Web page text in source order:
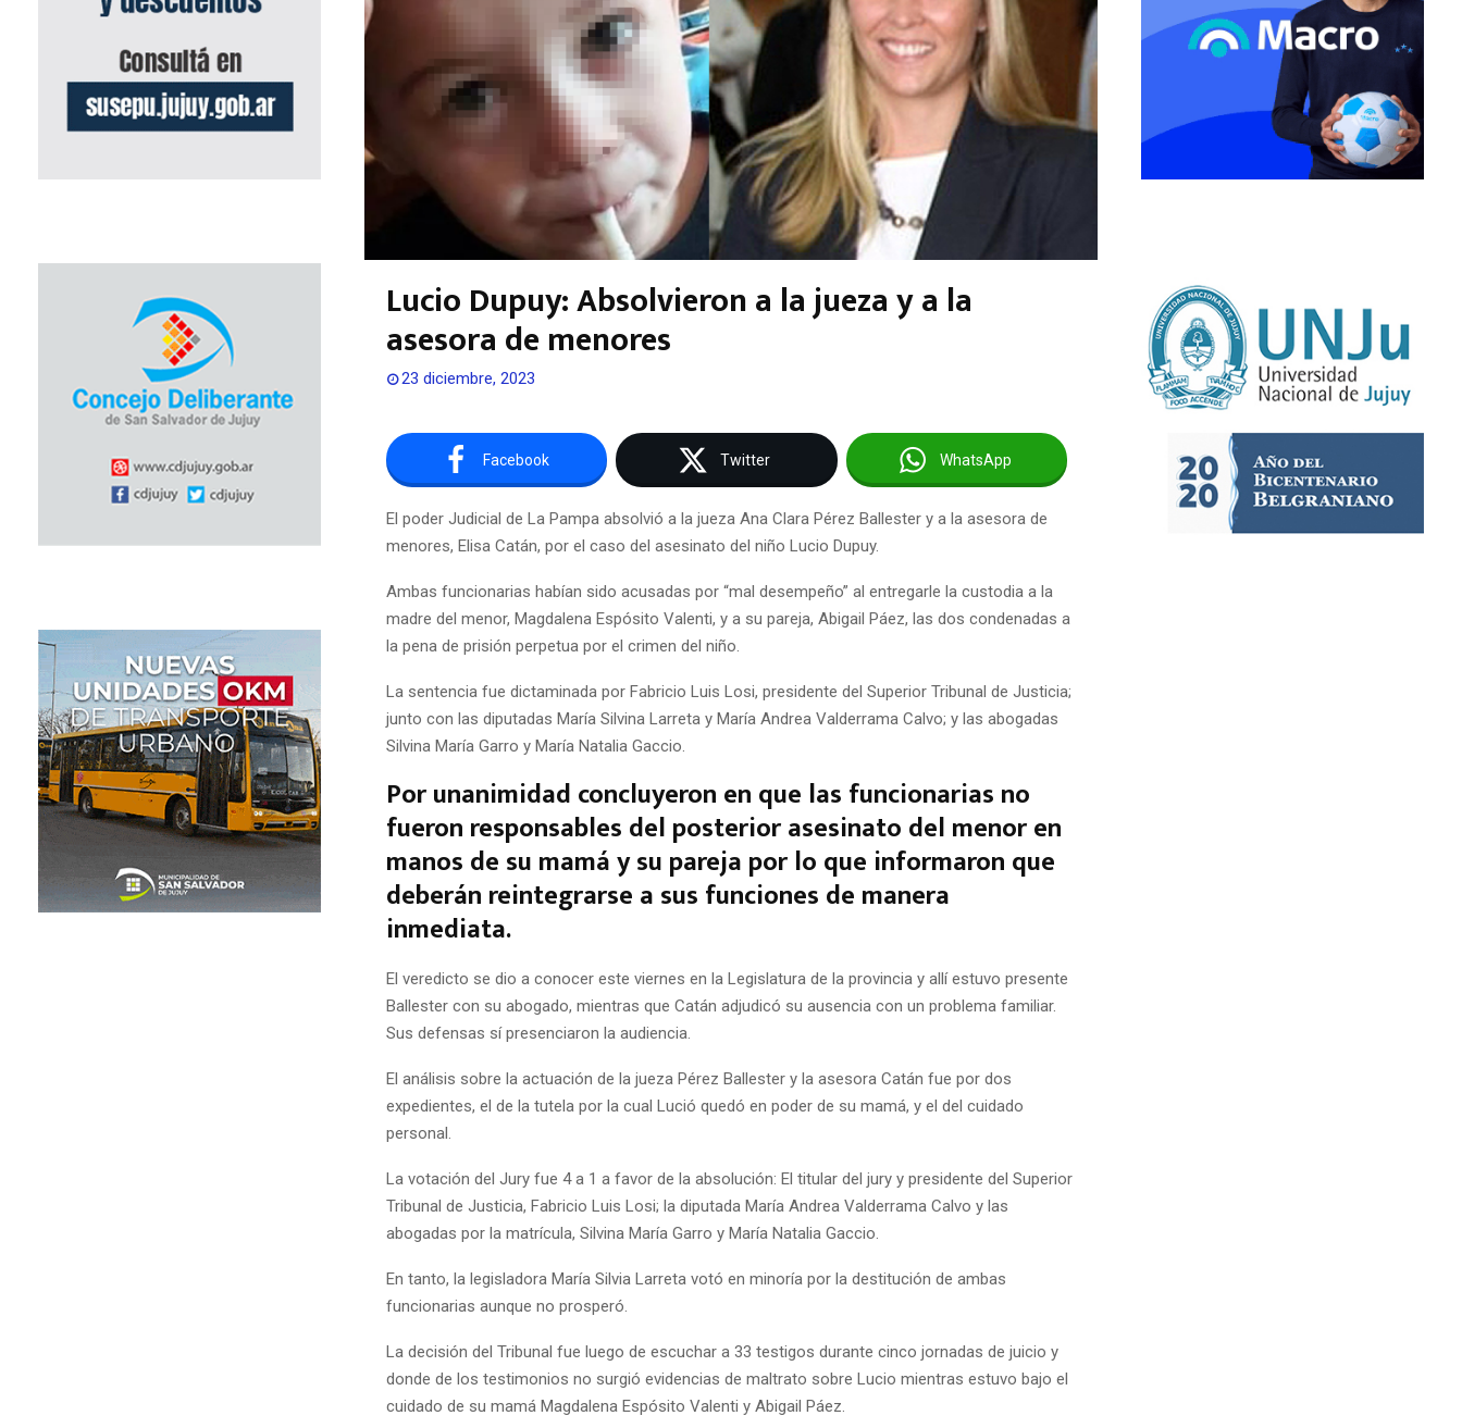
Lucio Dupuy: Absolvieron a la jueza y a la
asesora de menores
23 diciembre, 2023
Facebook Twitter WhatsApp
El poder Judicial de La Pampa absolvió a la jueza Ana Clara Pérez Ballester y a la asesora de
menores, Elisa Catán, por el caso del asesinato del niño Lucio Dupuy.
Ambas funcionarias habían sido acusadas por “mal desempeño” al entregarle la custodia a la
madre del menor, Magdalena Espósito Valenti, y a su pareja, Abigail Páez, las dos condenadas a
la pena de prisión perpetua por el crimen del niño.
La sentencia fue dictaminada por Fabricio Luis Losi, presidente del Superior Tribunal de Justicia;
junto con las diputadas María Silvina Larreta y María Andrea Valderrama Calvo; y las abogadas
Silvina María Garro y María Natalia Gaccio.
Por unanimidad concluyeron en que las funcionarias no
fueron responsables del posterior asesinato del menor en
manos de su mamá y su pareja por lo que informaron que
deberán reintegrarse a sus funciones de manera
inmediata.
El veredicto se dio a conocer este viernes en la Legislatura de la provincia y allí estuvo presente
Ballester con su abogado, mientras que Catán adjudicó su ausencia con un problema familiar.
Sus defensas sí presenciaron la audiencia.
El análisis sobre la actuación de la jueza Pérez Ballester y la asesora Catán fue por dos
expedientes, el de la tutela por la cual Lució quedó en poder de su mamá, y el del cuidado
personal.
La votación del Jury fue 4 a 1 a favor de la absolución: El titular del jury y presidente del Superior
Tribunal de Justicia, Fabricio Luis Losi; la diputada María Andrea Valderrama Calvo y las
abogadas por la matrícula, Silvina María Garro y María Natalia Gaccio.
En tanto, la legisladora María Silvia Larreta votó en minoría por la destitución de ambas
funcionarias aunque no prosperó.
La decisión del Tribunal fue luego de escuchar a 33 testigos durante cinco jornadas de juicio y
donde de los testimonios no surgió evidencias de maltrato sobre Lucio mientras estuvo bajo el
cuidado de su mamá Magdalena Espósito Valenti y Abigail Páez.